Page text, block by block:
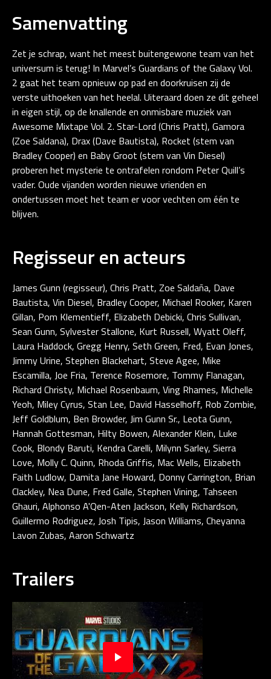
Samenvatting
Zet je schrap, want het meest buitengewone team van het
universum is terug! In Marvel’s Guardians of the Galaxy Vol.
2 gaat het team opnieuw op pad en doorkruisen zij de
verste uithoeken van het heelal. Uiteraard doen ze dit geheel
in eigen stijl, op de knallende en onmisbare muziek van
Awesome Mixtape Vol. 2. Star-Lord (Chris Pratt), Gamora
(Zoe Saldana), Drax (Dave Bautista), Rocket (stem van
Bradley Cooper) en Baby Groot (stem van Vin Diesel)
proberen het mysterie te ontrafelen rondom Peter Quill’s
vader. Oude vijanden worden nieuwe vrienden en
ondertussen moet het team er voor vechten om één te
blijven.
Regisseur en acteurs
James Gunn (regisseur), Chris Pratt, Zoe Saldaña, Dave
Bautista, Vin Diesel, Bradley Cooper, Michael Rooker, Karen
Gillan, Pom Klementieff, Elizabeth Debicki, Chris Sullivan,
Sean Gunn, Sylvester Stallone, Kurt Russell, Wyatt Oleff,
Laura Haddock, Gregg Henry, Seth Green, Fred, Evan Jones,
Jimmy Urine, Stephen Blackehart, Steve Agee, Mike
Escamilla, Joe Fria, Terence Rosemore, Tommy Flanagan,
Richard Christy, Michael Rosenbaum, Ving Rhames, Michelle
Yeoh, Miley Cyrus, Stan Lee, David Hasselhoff, Rob Zombie,
Jeff Goldblum, Ben Browder, Jim Gunn Sr., Leota Gunn,
Hannah Gottesman, Hilty Bowen, Alexander Klein, Luke
Cook, Blondy Baruti, Kendra Carelli, Milynn Sarley, Sierra
Love, Molly C. Quinn, Rhoda Griffis, Mac Wells, Elizabeth
Faith Ludlow, Damita Jane Howard, Donny Carrington, Brian
Clackley, Nea Dune, Fred Galle, Stephen Vining, Tahseen
Ghauri, Alphonso A'Qen-Aten Jackson, Kelly Richardson,
Guillermo Rodriguez, Josh Tipis, Jason Williams, Cheyanna
Lavon Zubas, Aaron Schwartz
Trailers